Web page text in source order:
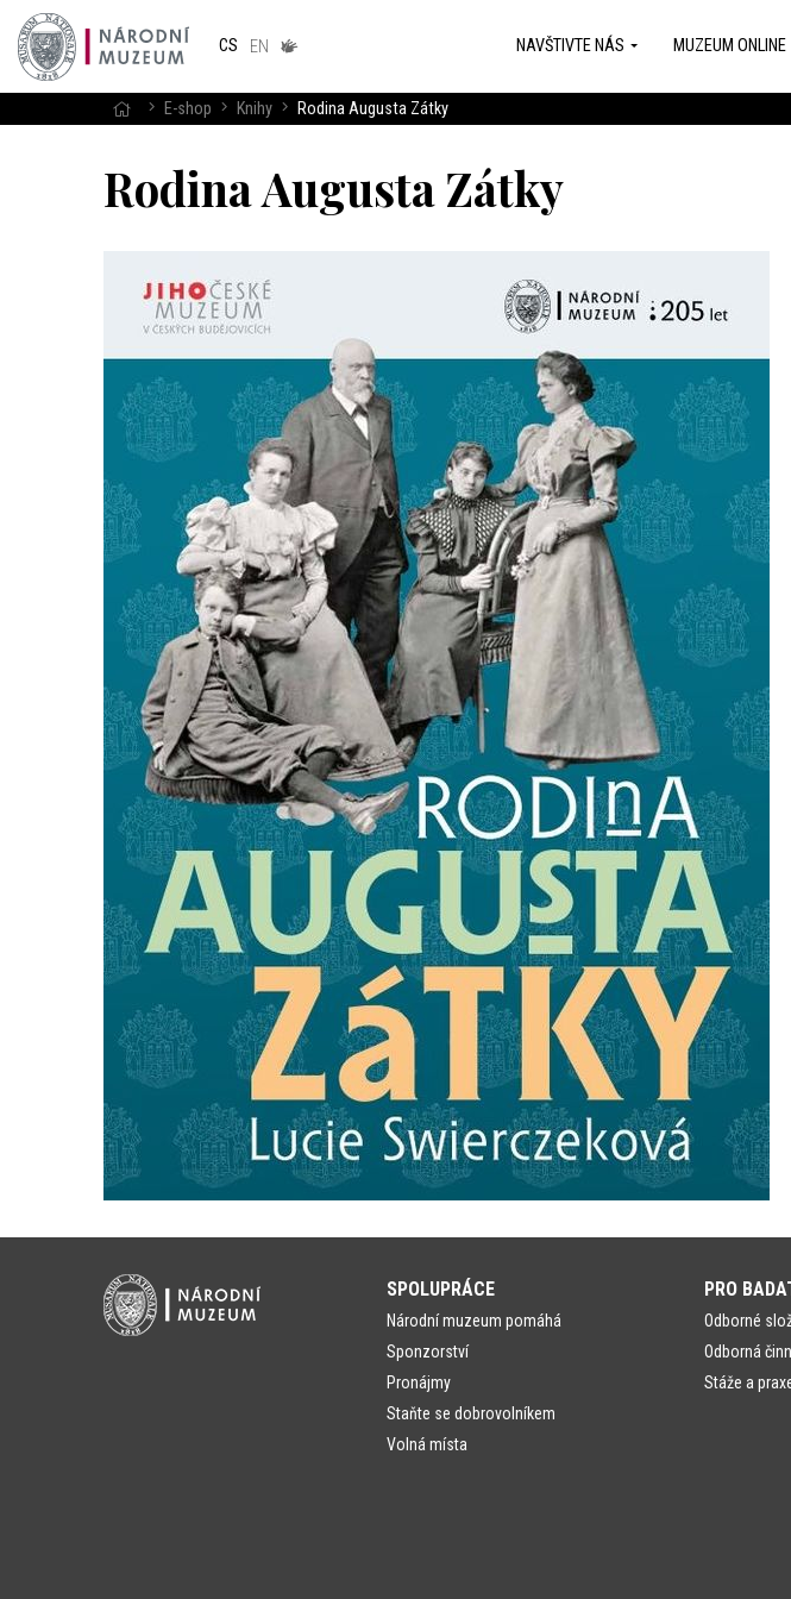
CS EN
v českém
NAVŠTIVTE NÁS MUZEUM ONLINE
E-shop Knihy Rodina Augusta Zátky
Rodina Augusta Zátky
SPOLUPRÁCE
Národní muzeum pomáhá
Sponzorství
Pronájmy
Staňte se dobrovolníkem
Volná místa
PRO
Odborné
Odborná
Stáže a